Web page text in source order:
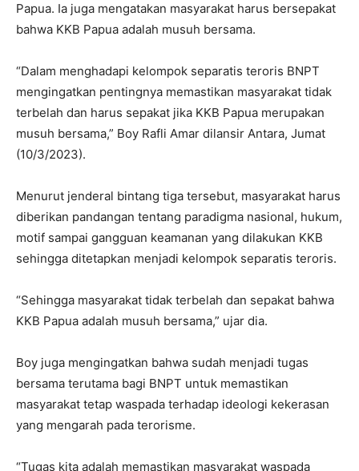
Papua. Ia juga mengatakan masyarakat harus bersepakat
bahwa KKB Papua adalah musuh bersama.
“Dalam menghadapi kelompok separatis teroris BNPT
mengingatkan pentingnya memastikan masyarakat tidak
terbelah dan harus sepakat jika KKB Papua merupakan
musuh bersama,” Boy Rafli Amar dilansir Antara, Jumat
(10/3/2023).
Menurut jenderal bintang tiga tersebut, masyarakat harus
diberikan pandangan tentang paradigma nasional, hukum,
motif sampai gangguan keamanan yang dilakukan KKB
sehingga ditetapkan menjadi kelompok separatis teroris.
“Sehingga masyarakat tidak terbelah dan sepakat bahwa
KKB Papua adalah musuh bersama,” ujar dia.
Boy juga mengingatkan bahwa sudah menjadi tugas
bersama terutama bagi BNPT untuk memastikan
masyarakat tetap waspada terhadap ideologi kekerasan
yang mengarah pada terorisme.
“Tugas kita adalah memastikan masyarakat waspada